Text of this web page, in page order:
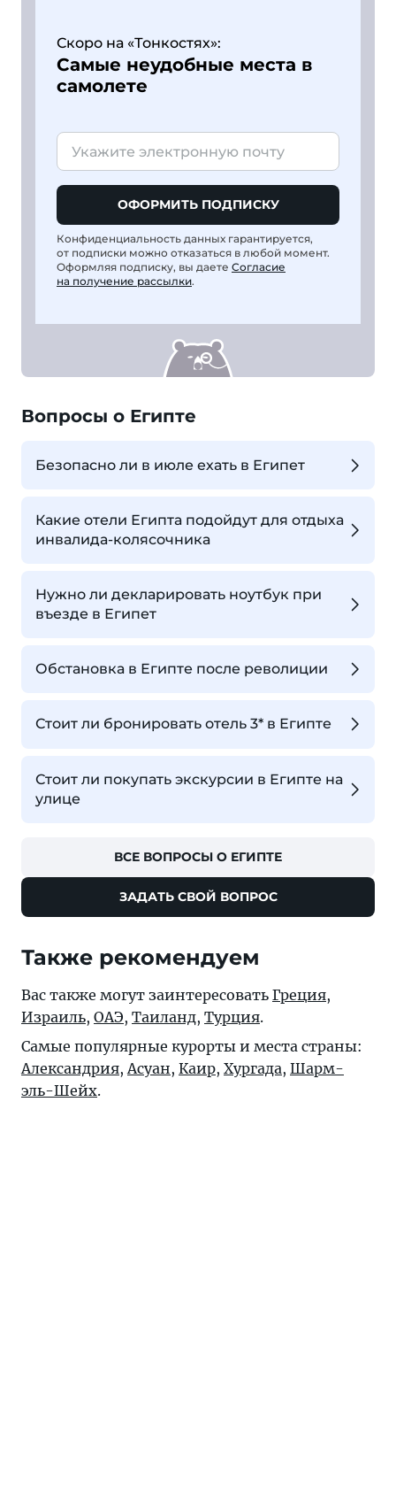
Скоро на «Тонкостях»:
Самые неудобные места в
самолете
ОФОРМИТЬ ПОДПИСКУ
Конфиденциальность данных гарантируется,
от подписки можно отказаться в любой момент.
Оформляя подписку, вы даете Согласие
на получение рассылки.
Вопросы о Египте
Безопасно ли в июле ехать в Египет
Какие отели Египта подойдут для отдыха
инвалида-колясочника
Нужно ли декларировать ноутбук при
въезде в Египет
Обстановка в Египте после револиции
Стоит ли бронировать отель 3* в Египте
Стоит ли покупать экскурсии в Египте на
улице
ВСЕ ВОПРОСЫ О ЕГИПТЕ
ЗАДАТЬ СВОЙ ВОПРОС
Также рекомендуем
Вас также могут заинтересовать Греция,
Израиль, ОАЭ, Таиланд, Турция.
Самые популярные курорты и места страны:
Александрия, Асуан, Каир, Хургада, Шарм-
эль-Шейх.